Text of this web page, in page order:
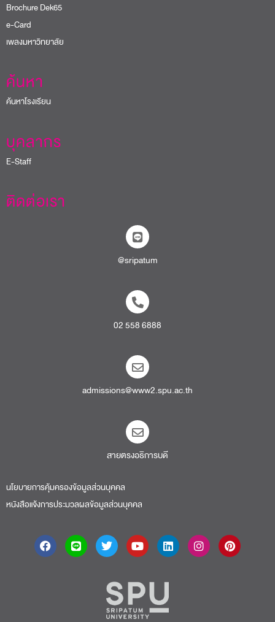
Brochure Dek65
e-Card
เพลงมหาวิทยาลัย
ค้นหา
ค้นหาโรงเรียน
บุคลากร
E-Staff
ติดต่อเรา
@sripatum
02 558 6888
admissions@www2.spu.ac.th
สายตรงอธิการบดี​
นโยบายการคุ้มครองข้อมูลส่วนบุคคล
หนังสือแจ้งการประมวลผลข้อมูลส่วนบุคคล